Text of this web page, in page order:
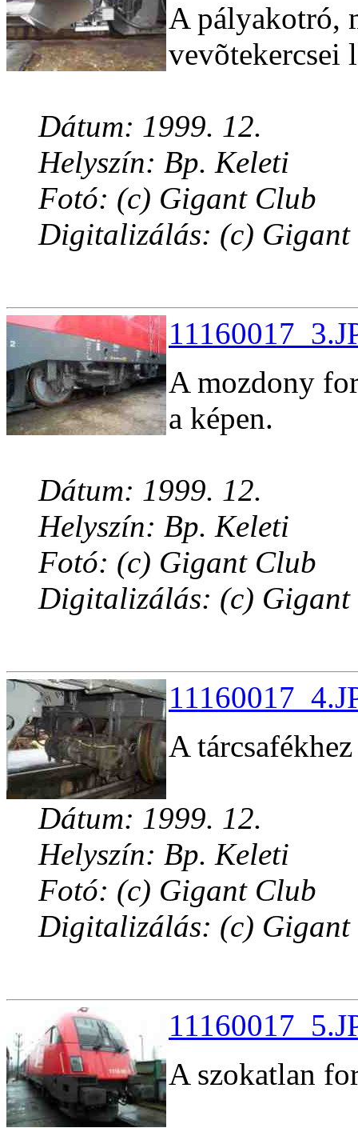
A pályakotró,
vevõtekercsei
Dátum: 1999. 12.
Helyszín: Bp. Keleti
Fotó: (c) Gigant Club
Digitalizálás: (c) Gigant
A mozdony
a képen.
Dátum: 1999. 12.
Helyszín: Bp. Keleti
Fotó: (c) Gigant Club
Digitalizálás: (c) Gigant
A
Dátum: 1999. 12.
Helyszín: Bp. Keleti
Fotó: (c) Gigant Club
Digitalizálás: (c) Gigant
A szokatlan